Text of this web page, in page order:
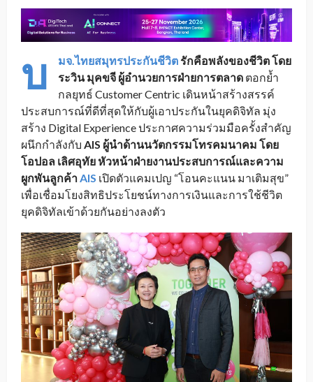
บ มจ.ไทยสมุทรประกันชีวิต รักคือพลังของชีวิต โดย
ระวิน มุคขจี ผู้อำนวยการฝ่ายการตลาด ตอกย้ำ
กลยุทธ์ Customer Centric เดินหน้าสร้างสรรค์
ประสบการณ์ที่ดีที่สุดให้กับผู้เอาประกันในยุคดิจิทัล มุ่ง
สร้าง Digital Experience ประกาศความร่วมมือครั้งสำคัญ
ผนึกกำลังกับ AIS ผู้นำด้านนวัตกรรมโทรคมนาคม โดย
โอปอล เลิศอุทัย หัวหน้าฝ่ายงานประสบการณ์และความ
ผูกพันลูกค้าAIS เปิดตัวแคมเปญ “โอนคะแนน มาเติมสุข”
เพื่อเชื่อมโยงสิทธิประโยชน์ทางการเงินและการใช้ชีวิต
ยุคดิจิทัลเข้าด้วยกันอย่างลงตัว